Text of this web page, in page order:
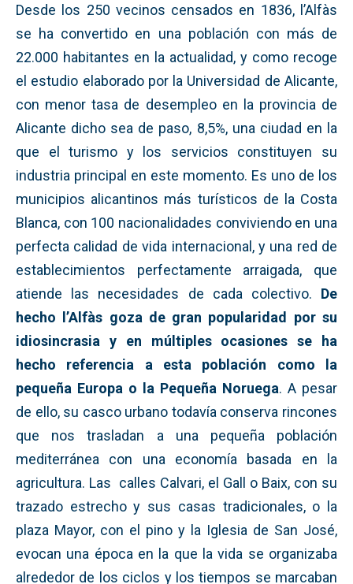
Desde los 250 vecinos censados en 1836, l’Alfàs
se ha convertido en una población con más de
22.000 habitantes en la actualidad, y como recoge
el estudio elaborado por la Universidad de Alicante,
con menor tasa de desempleo en la provincia de
Alicante dicho sea de paso, 8,5%, una ciudad en la
que el turismo y los servicios constituyen su
industria principal en este momento. Es uno de los
municipios alicantinos más turísticos de la Costa
Blanca, con 100 nacionalidades conviviendo en una
perfecta calidad de vida internacional, y una red de
establecimientos perfectamente arraigada, que
atiende las necesidades de cada colectivo. De
hecho l’Alfàs goza de gran popularidad por su
idiosincrasia y en múltiples ocasiones se ha
hecho referencia a esta población como la
pequeña Europa o la Pequeña Noruega. A pesar
de ello, su casco urbano todavía conserva rincones
que nos trasladan a una pequeña población
mediterránea con una economía basada en la
agricultura. Las calles Calvari, el Gall o Baix, con su
trazado estrecho y sus casas tradicionales, o la
plaza Mayor, con el pino y la Iglesia de San José,
evocan una época en la que la vida se organizaba
alrededor de los ciclos y los tiempos se marcaban